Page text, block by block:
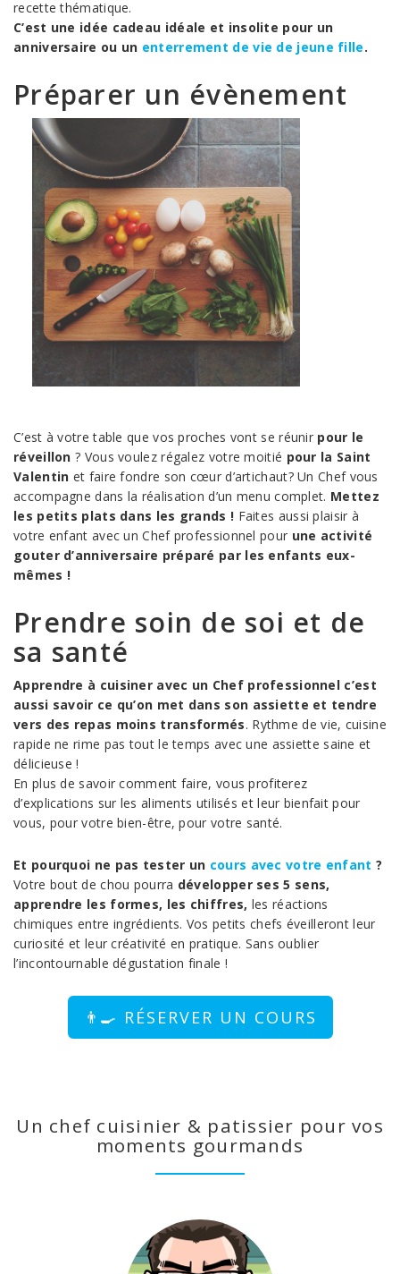
recette thématique.
C’est une idée cadeau idéale et insolite pour un
anniversaire ou un enterrement de vie de jeune fille.
Préparer un évènement
C’est à votre table que vos proches vont se réunir pour le
réveillon ? Vous voulez régalez votre moitié pour la Saint
Valentin et faire fondre son cœur d’artichaut? Un Chef vous
accompagne dans la réalisation d’un menu complet. Mettez
les petits plats dans les grands ! Faites aussi plaisir à
votre enfant avec un Chef professionnel pour une activité
gouter d’anniversaire préparé par les enfants eux-
mêmes !
Prendre soin de soi et de
sa santé
Apprendre à cuisiner avec un Chef professionnel c’est
aussi savoir ce qu’on met dans son assiette et tendre
vers des repas moins transformés. Rythme de vie, cuisine
rapide ne rime pas tout le temps avec une assiette saine et
délicieuse !
En plus de savoir comment faire, vous profiterez
d’explications sur les aliments utilisés et leur bienfait pour
vous, pour votre bien-être, pour votre santé.
Et pourquoi ne pas tester un cours avec votre enfant ?
Votre bout de chou pourra développer ses 5 sens,
apprendre les formes, les chiffres, les réactions
chimiques entre ingrédients. Vos petits chefs éveilleront leur
curiosité et leur créativité en pratique. Sans oublier
l’incontournable dégustation finale !
👨‍🍳 RÉSERVER UN COURS
Un chef cuisinier & patissier pour vos
moments gourmands